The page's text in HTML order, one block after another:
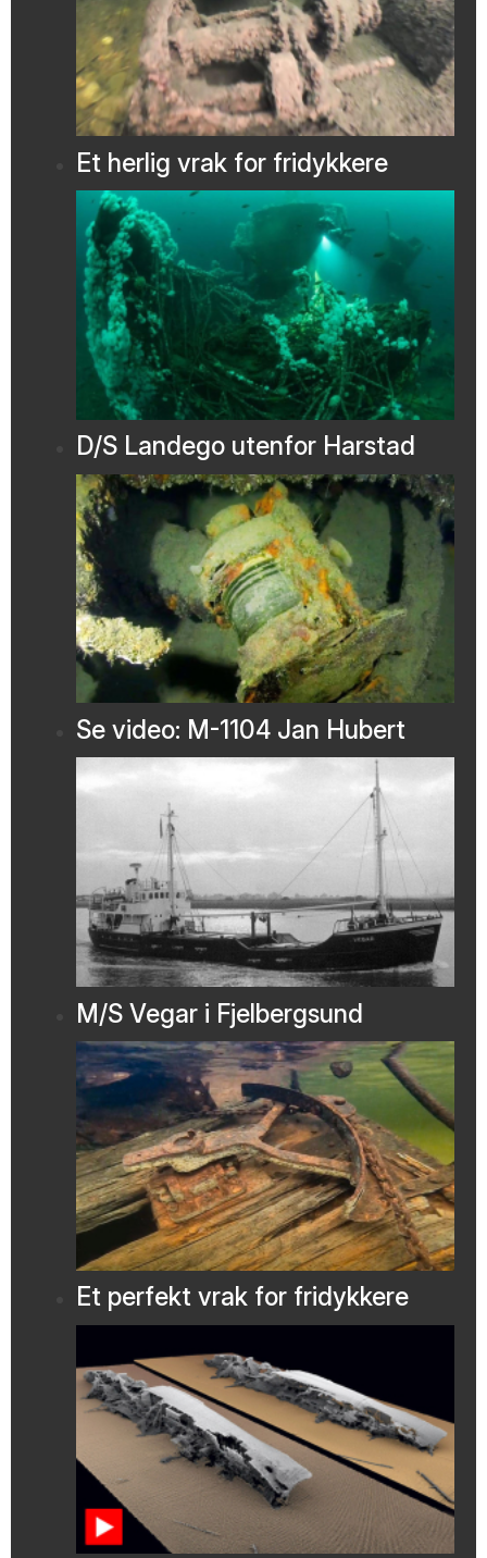
Et herlig vrak for fridykkere
D/S Landego utenfor Harstad
Se video: M-1104 Jan Hubert
M/S Vegar i Fjelbergsund
Et perfekt vrak for fridykkere